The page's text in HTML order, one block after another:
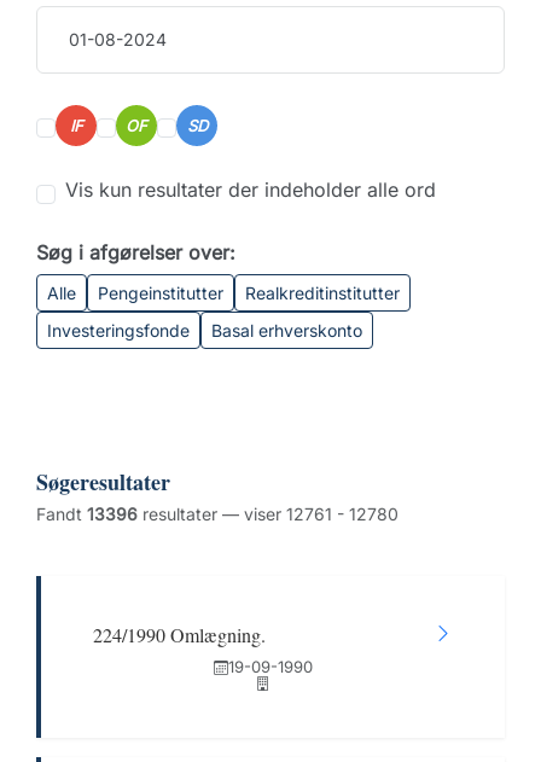
IF OF SD
Vis kun resultater der indeholder alle ord
Søg i afgørelser over:
Alle Pengeinstitutter
Realkreditinstitutter
Investeringsfonde
Basal erhverskonto
Søgeresultater
Fandt 13396 resultater — viser 12761 - 12780
224/1990 Omlægning.
19-09-1990